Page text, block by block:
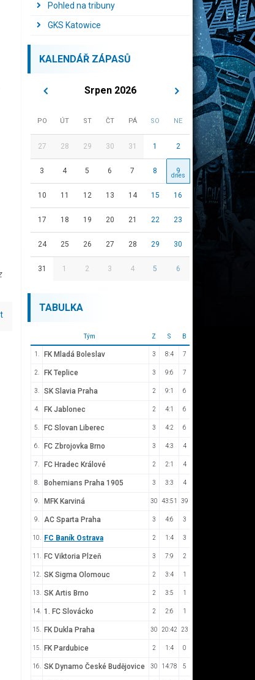
Pohled na tribuny
GKS Katowice
KALENDÁŘ ZÁPASŮ
Srpen 2026
PO ÚT ST ČT PÁ SO NE
27 28 29 30 31 1 2
3 4 5 6 7 8 9
10 11 12 13 14 15 16
17 18 19 20 21 22 23
24 25 26 27 28 29 30
31 1 2 3 4 5 6
TABULKA
Tým Z S B
1. FK Mladá Boleslav 3 8:4 7
2. FK Teplice 3 9:6 7
3. SK Slavia Praha 2 9:1 6
4. FK Jablonec 2 4:1 6
5. FC Slovan Liberec 3 4:2 6
6. FC Zbrojovka Brno 3 4:3 4
7. FC Hradec Králové 2 2:1 4
8. Bohemians Praha 1905 3 3:3 4
9. MFK Karviná 30 43:51 39
9. AC Sparta Praha 3 4:6 3
10. FC Baník Ostrava 2 1:4 3
11. FC Viktoria Plzeň 3 7:9 2
12. SK Sigma Olomouc 2 3:4 1
13. SK Artis Brno 2 3:5 1
14. 1. FC Slovácko 2 2:6 1
15. FK Dukla Praha 30 20:42 23
15. FK Pardubice 2 1:4 0
16. SK Dynamo České Budějovice 30 14:78 5